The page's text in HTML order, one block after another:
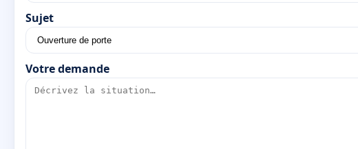
Sujet
Votre demande